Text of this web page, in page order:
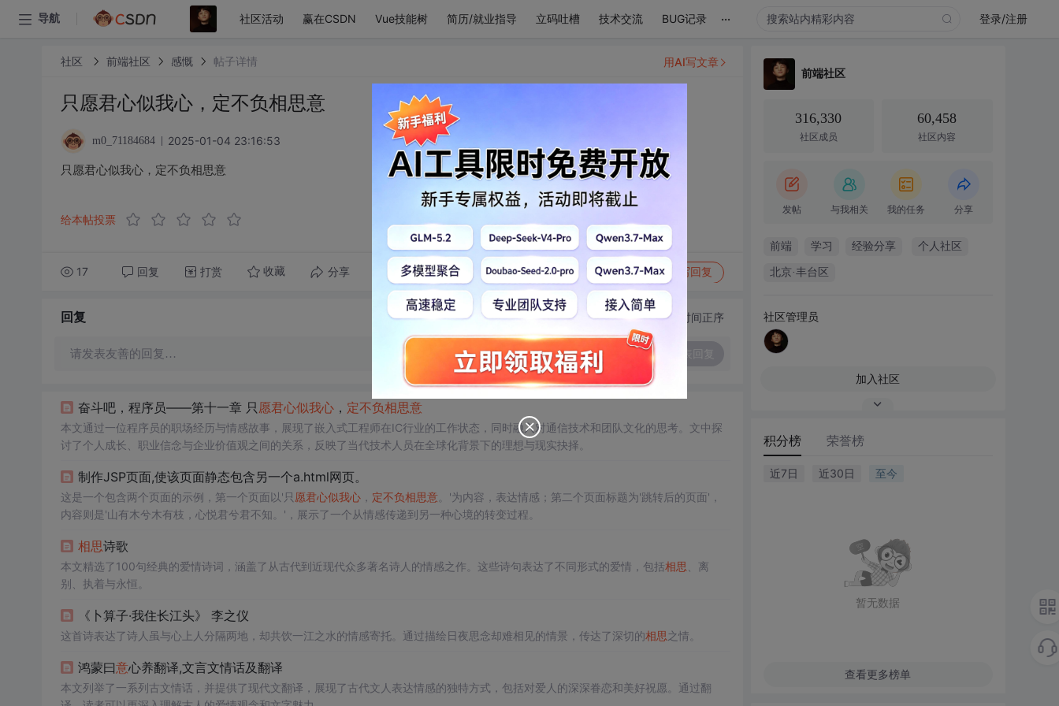
导航 社区活动 赢在CSDN Vue技能树 简历/就业指导 立码吐槽 技术交流 BUG记录 ... 登录/注册
社区 前端社区 感慨 帖子详情
只愿君心似我心，定不负相思意
m0_71184684 2025-01-04 23:16:53
只愿君心似我心，定不负相思意
给本帖投票
17 回复 打赏 收藏 分享 转发到动态 举报 写回复
用AI写文章
回复 切换为时间正序
请发表友善的回复…
奋斗吧，程序员——第十一章 只愿君心似我心， 定不负相思意
本文通过一位程序员的职场经历与情感故事，展现了嵌入式工程师在IC行业的工作状态，同时融入对通信技术和团队文化的思考。文中探
讨了个人成长、职业信念与企业价值观之间的关系，反映了当代技术人员在全球化背景下的理想与现实抉择。
制作JSP页面,使该页面静态包含另一个a.html网页。
这是一个包含两个页面的示例，第一个页面以'只 愿君心似我心， 定不负相思意。'为内容，表达情感；第二个页面标题为'跳转后的页面'，
内容则是'山有木兮木有枝，心悦君兮君不知。'，展示了一个从情感传递到另一种心境的转变过程。
相思诗歌
本文精选了100句经典的爱情诗词，涵盖了从古代到近现代众多著名诗人的情感之作。这些诗句表达了不同形式的爱情，包括相思 、离
别、执着与永恒。
《卜算子·我住长江头》 李之仪
这首诗表达了诗人虽与心上人分隔两地，却共饮一江之水的情感寄托。通过描绘日夜思念却难相见的情景，传达了深切的相思之情。
鸿蒙曰意心养翻译,文言文情话及翻译
本文列举了一系列古文情话，并提供了现代文翻译，展现了古代文人表达情感的独特方式，包括对爱人的深深眷恋和美好祝愿。通过翻
前端社区
316,330
社区成员
60,458
社区内容
发帖 与我相关 我的任务 分享
前端 学习 经验分享 个人社区
北京·丰台区
社区管理员
加入社区
积分榜 荣誉榜
近7日 近30日 至今
暂无数据
查看更多榜单